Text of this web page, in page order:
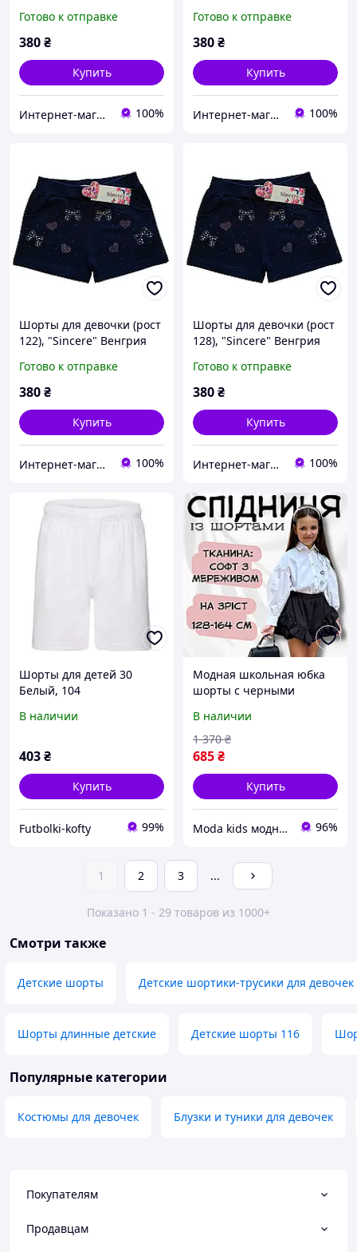
Готово к отправке
380₴
Купить
Интернет-магазин "Помаранчик" 100%
Готово к отправке
380₴
Купить
Интернет-магазин "Помаранчик" 100%
Шорты для девочки (рост
122), "Sincere" Венгрия
Готово к отправке
380₴
Купить
Интернет-магазин "Помаранчик" 100%
Шорты для девочки (рост
128), "Sincere" Венгрия
Готово к отправке
380₴
Купить
Интернет-магазин "Помаранчик" 100%
Шорты для детей 30
Белый, 104
В наличии
403₴
Купить
Futbolki-kofty 99%
Модная школьная юбка
шорты с черными
для девочки-подростка,
Юбка нарядная модная
красивая
В наличии
685₴
1 370 ₴
Купить
Moda kids модная стильная одежда для детей и подростков 96%
1 2 3 ...
Показано 1 - 29 товаров из 1000+
Смотри также
Детские шорты Детские шортики-трусики для девочек
Шорты длинные детские Детские шорты 116
Популярные категории
Костюмы для девочек Блузки и туники для девочек
Покупателям
Продавцам